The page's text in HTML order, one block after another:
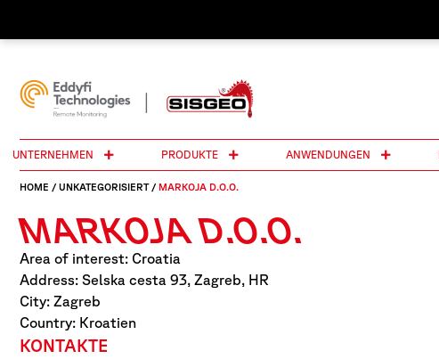
UNTERNEHMEN PRODUKTE ANWENDUNGEN
HOME / UNKATEGORISIERT / MARKOJA D.O.O.
MARKOJA D.O.O.
Area of interest: Croatia
Address: Selska cesta 93, Zagreb, HR
City: Zagreb
Country: Kroatien
KONTAKTE